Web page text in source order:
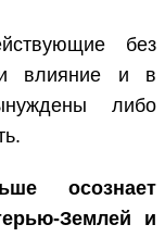
без
влияние и в
либо
осознает
Землей и